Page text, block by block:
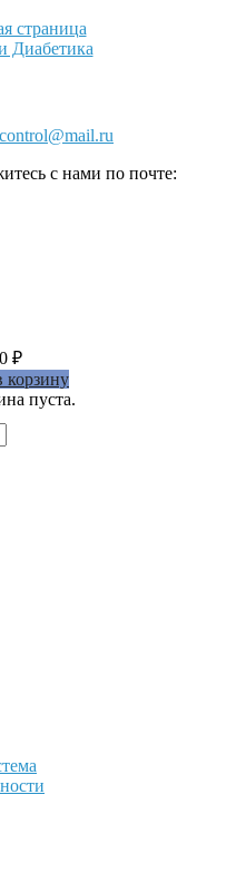
страница
Диабетика
с нами по почте:
0 ₽
корзину
пуста.